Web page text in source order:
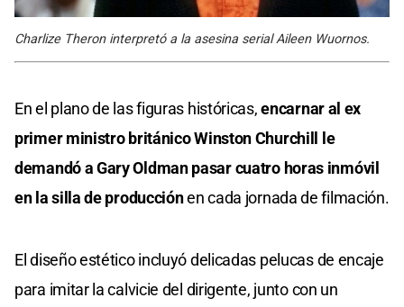
Charlize Theron interpretó a la asesina serial Aileen Wuornos.
En el plano de las figuras históricas,encarnar al ex
primer ministro británico Winston Churchill le
demandó a Gary Oldman pasar cuatro horas inmóvil
en la silla de producciónen cada jornada de filmación.
El diseño estético incluyó delicadas pelucas de encaje
para imitar la calvicie del dirigente, junto con un